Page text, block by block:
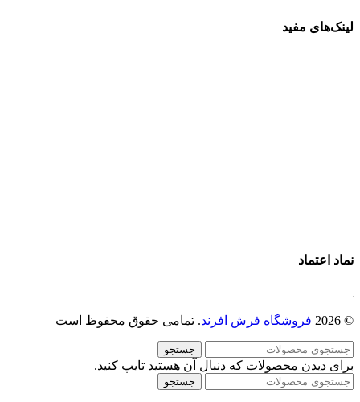
لینک‌های مفید
نماد اعتماد
© 2026 فروشگاه فرش افرند. تمامی حقوق محفوظ است
جستجو
برای دیدن محصولات که دنبال آن هستید تایپ کنید.
جستجو